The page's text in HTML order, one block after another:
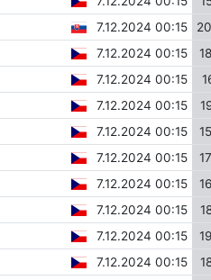
7.12.2024 00:15
7.12.2024 00:15
7.12.2024 00:15
7.12.2024 00:15
7.12.2024 00:15
7.12.2024 00:15
7.12.2024 00:15
7.12.2024 00:15
7.12.2024 00:15
7.12.2024 00:15